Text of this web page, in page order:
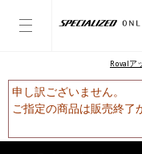
Rovalア
申し訳ございません。
ご指定の商品は販売終了